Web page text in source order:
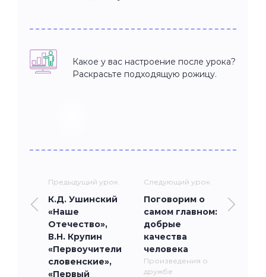
Какое у вас настроение после урока?
Раскрасьте подходящую рожицу.
Предыдущий урок
К.Д. Ушинский
«Наше
Отечество»,
В.Н. Крупин
«Первоучители
словенские»,
«Первый
Следующий урок
Поговорим о
самом главном:
добрые
качества
человека
Произведения о
дружбе